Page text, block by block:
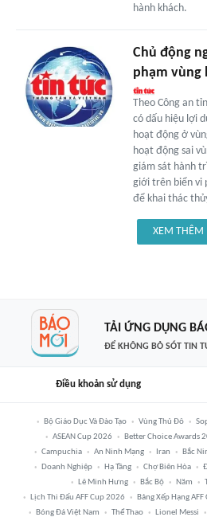
hành khách.
Chủ động
phạm vùng
Theo Công an
có dấu hiệu lợi
hoạt động ở
hoạt động sai
giám sát hành
giới trên biển vi
để khai thác
XEM THÊM
TẢI ỨNG DỤNG
ĐỂ KHÔNG BỎ SÓT TIN
Điều khoản sử dụng
Bộ Giáo Dục Và Đào Tạo Vùng Thủ Đô
ASEAN Cup 2026
Better Choice Awards
Campuchia
An Ninh Mạng Iran Bắc
Doanh Nghiệp
Hạ Tầng Chợ Biên Hòa
Lê Minh Hưng
Bắc Bộ Năm
Lịch Thi Đấu AFF Cup 2026
Bảng Xếp Hạng
Bóng Đá Việt Nam
Thể Thao Lionel Messi